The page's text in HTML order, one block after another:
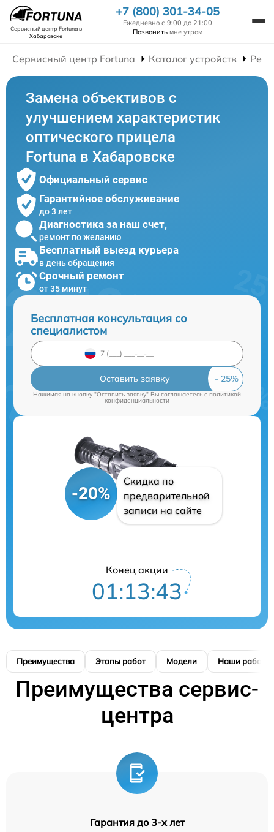
Сервисный центр Fortunaв
Хабаровске
+7 (800) 301-34-05
Ежедневно с 9:00 до 21:00
Позвонить мне утром
Сервисный центр Fortuna Каталог устройств
Замена объективов с
улучшением характеристик
оптического прицела
Fortuna в Хабаровске
Официальный сервис
Гарантийное обслуживание
до 3 лет
Диагностика за наш счет,
ремонт по желанию
Бесплатный выезд курьера
в день обращения
Срочный ремонт
от 35 минут
Бесплатная консультация со
специалистом
Оставить заявку
Нажимая на кнопку "Оставить заявку" Вы соглашаетесь cполитикой
конфиденциальности
-20%
Скидка по
предварительной
записи на сайте
Конец акции
01:13:42
Преимущества Этапы работ Модели Наши работы
Преимущества сервис-
центра
Гарантия до 3-х лет